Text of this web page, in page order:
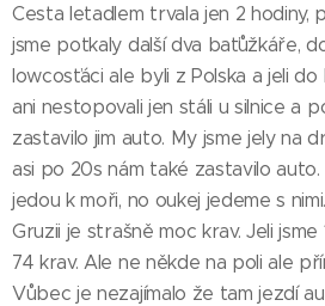
Cesta letadlem trvala jen 2 hodiny,
jsme potkaly další dva baťůžkáře,
lowcosťáci ale byli z Polska a jeli
ani nestopovali jen stáli u silnice a
zastavilo jim auto. My jsme jely na
asi po 20s nám také zastavilo
jedou k moři, no oukej jedeme s
Gruzii je strašně moc krav. Jeli
74 krav. Ale ne někde na poli ale
Vůbec je nezajímalo že tam jezdí